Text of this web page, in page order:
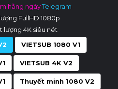
hằng ngàyTelegram
FullHD 1080p
lượng 4K siêu nét
VIETSUB 1080 V1
VIETSUB 4K V2
Thuyết minh 1080 V2